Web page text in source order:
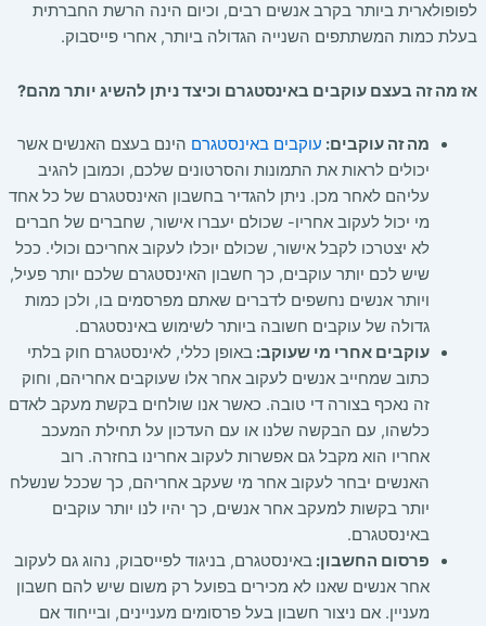
לפופולארית ביותר בקרב אנשים רבים, וכיום הינה הרשת החברתית
בעלת כמות המשתתפים השנייה הגדולה ביותר, אחרי פייסבוק.
אז מה זה בעצם עוקבים באינסטגרם וכיצד ניתן להשיג יותר מהם?
מה זה עוקבים: עוקבים באינסטגרם הינם בעצם האנשים אשר
יכולים לראות את התמונות והסרטונים שלכם, וכמובן להגיב
עליהם לאחר מכן. ניתן להגדיר בחשבון האינסטגרם של כל אחד
מי יכול לעקוב אחריו- שכולם יעברו אישור, שחברים של חברים
לא יצטרכו לקבל אישור, שכולם יוכלו לעקוב אחריכם וכולי. ככל
שיש לכם יותר עוקבים, כך חשבון האינסטגרם שלכם יותר פעיל,
ויותר אנשים נחשפים לדברים שאתם מפרסמים בו, ולכן כמות
גדולה של עוקבים חשובה ביותר לשימוש באינסטגרם.
עוקבים אחרי מי שעוקב: באופן כללי, לאינסטגרם חוק בלתי
כתוב שמחייב אנשים לעקוב אחר אלו שעוקבים אחריהם, וחוק
זה נאכף בצורה די טובה. כאשר אנו שולחים בקשת מעקב לאדם
כלשהו, עם הבקשה שלנו או עם העדכון על תחילת המעכב
אחריו הוא מקבל גם אפשרות לעקוב אחרינו בחזרה. רוב
האנשים יבחר לעקוב אחר מי שעקב אחריהם, כך שככל שנשלח
יותר בקשות למעקב אחר אנשים, כך יהיו לנו יותר עוקבים
באינסטגרם.
פרסום החשבון: באינסטגרם, בניגוד לפייסבוק, נהוג גם לעקוב
אחר אנשים שאנו לא מכירים בפועל רק משום שיש להם חשבון
מעניין. אם ניצור חשבון בעל פרסומים מעניינים, ובייחוד אם